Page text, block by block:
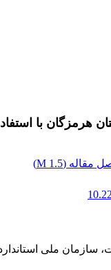
هرمزگان با
مقاله (1.5 M
)
ملی